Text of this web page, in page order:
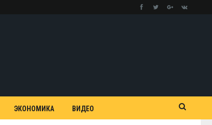
ЭКОНОМИКА ВИДЕО